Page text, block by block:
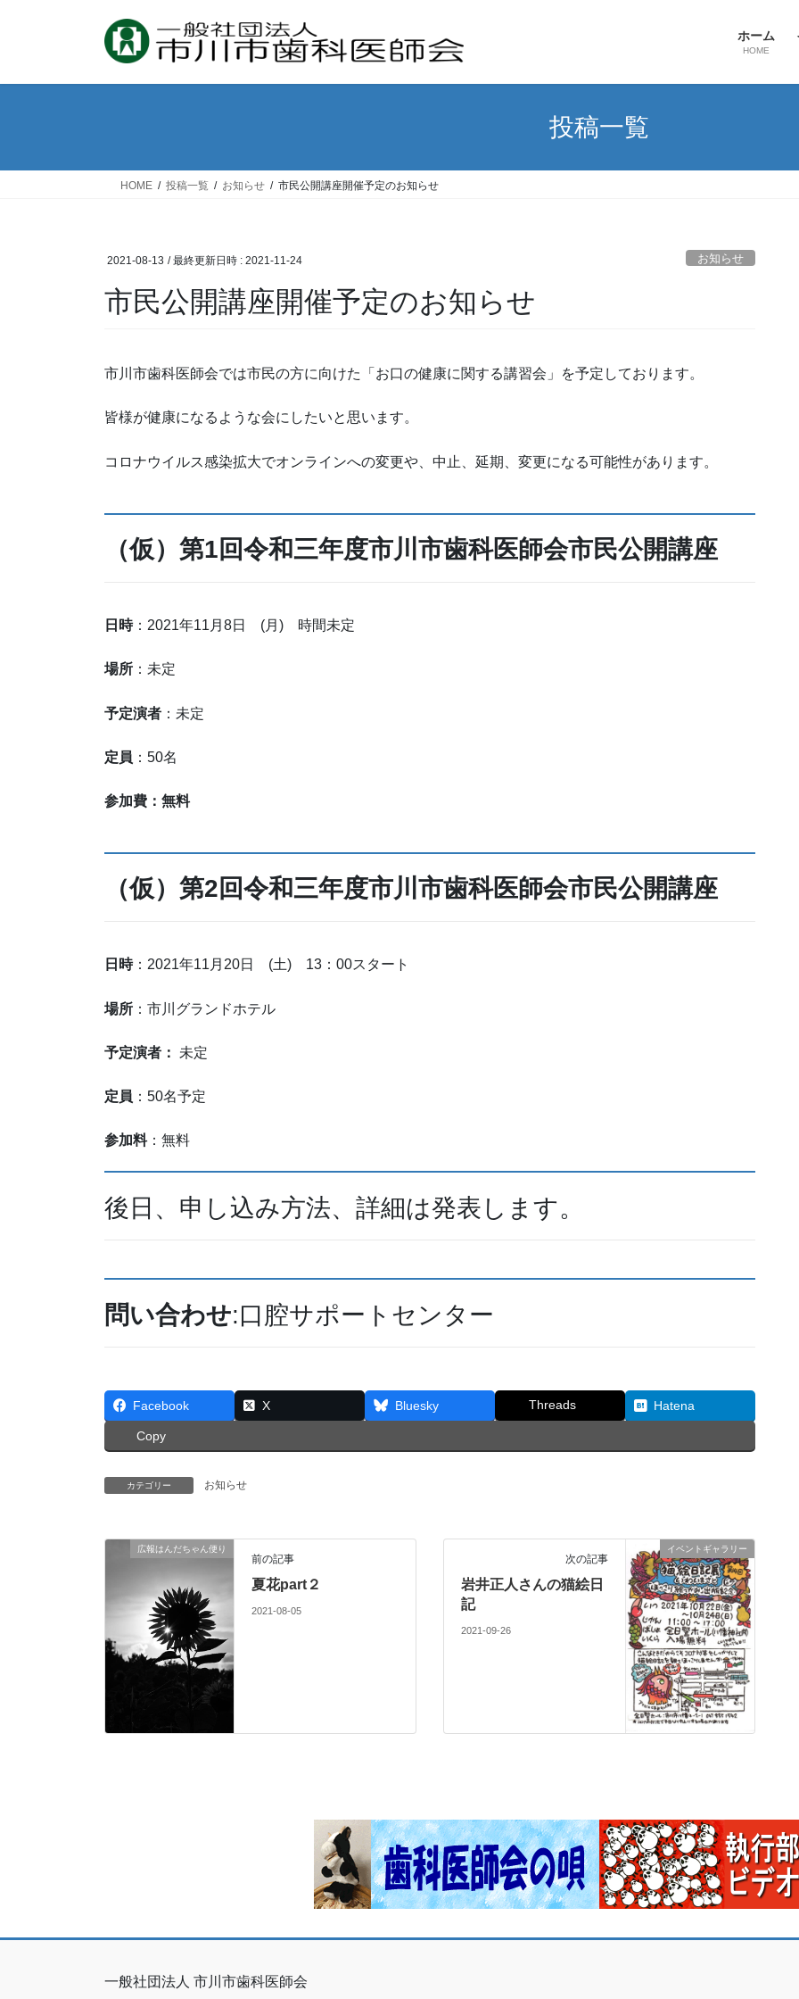
ホーム
HOME
投稿一覧
HOME 投稿一覧 お知らせ 市民公開講座開催予定のお知らせ
2021-08-13 / 最終更新日時 : 2021-11-24 お知らせ
市民公開講座開催予定のお知らせ
市川市歯科医師会では市民の方に向けた「お口の健康に関する講習会」を予定しております。
皆様が健康になるような会にしたいと思います。
コロナウイルス感染拡大でオンラインへの変更や、中止、延期、変更になる可能性があります。
（仮）第1回令和三年度市川市歯科医師会市民公開講座
日時：2021年11月8日 (月) 時間未定
場所 ：未定
予定演者 ：未定
定員 ：50名
参加費：無料
（仮）第2回令和三年度市川市歯科医師会市民公開講座
日時：2021年11月20日 (土) 13：00スタート
場所 ：市川グランドホテル
予定演者： 未定
定員 ：50名予定
参加料：無料
後日、申し込み方法、詳細は発表します。
問い合わせ:口腔サポートセンター
Facebook X Bluesky Threads Hatena
Copy
カテゴリー お知らせ
広報はんだちゃん便り
前の記事
夏花part２
2021-08-05
イベントギャラリー
次の記事
岩井正人さんの猫絵日
記
2021-09-26
一般社団法人 市川市歯科医師会